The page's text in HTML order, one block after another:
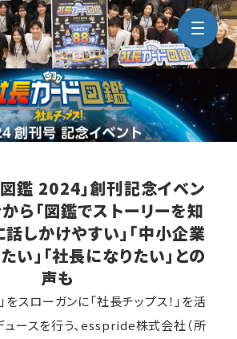
図鑑 2024」創刊記念イベン
ら「図鑑でストーリーを知
しかけやすい」「中小企業
い」「社長になりたい」との
声も
をスローガンに「社長チップス！」を活
ースを行う、esspride株式会社（所